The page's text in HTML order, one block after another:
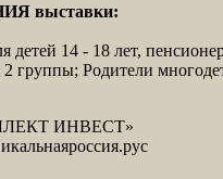
выставки:
детей 14 - 18 лет,
группы; Родители
ИНВЕСТ»